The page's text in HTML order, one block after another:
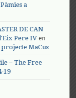
a
DE CAN
l'Eix Pere IV en
MaCus
– The Free
19